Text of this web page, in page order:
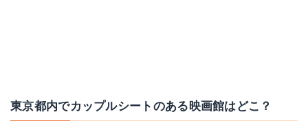
東京都内でカップルシートのある映画館はどこ？